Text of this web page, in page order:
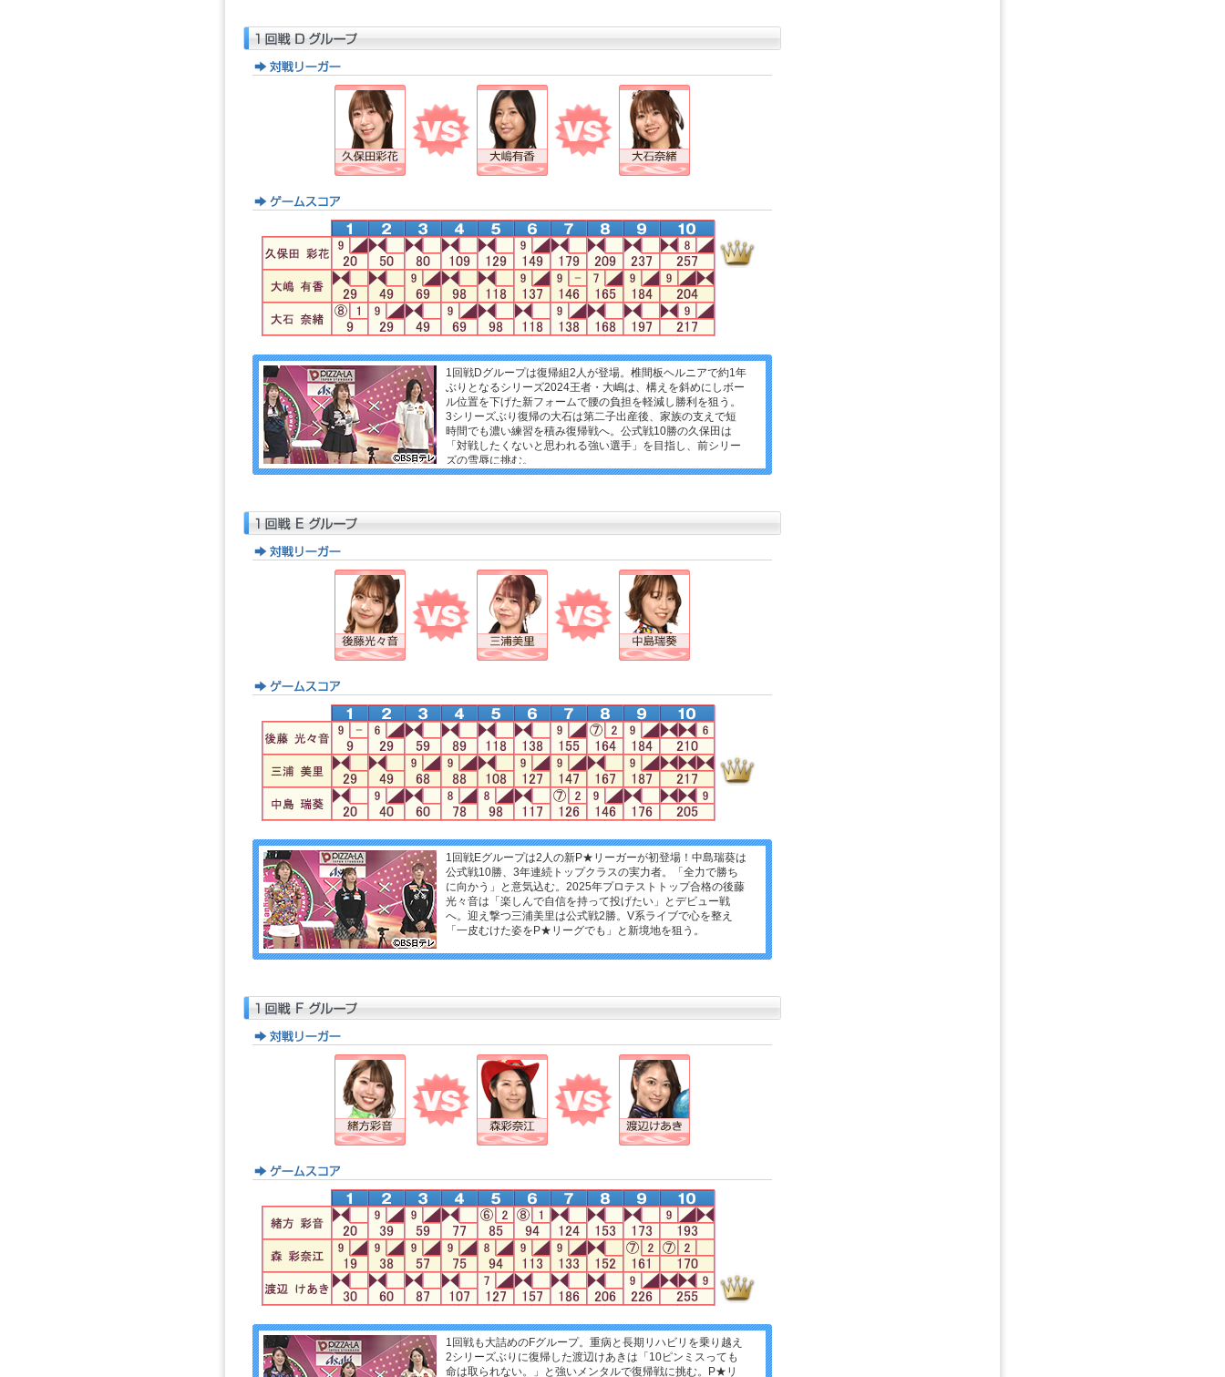
1回戦Dグループは復帰組2人が登場。椎間板ヘルニアで約1年
ぶりとなるシリーズ2024王者・大嶋は、構えを斜めにしボー
ル位置を下げた新フォームで腰の負担を軽減し勝利を狙う。
3シリーズぶり復帰の大石は第二子出産後、家族の支えで短
時間でも濃い練習を積み復帰戦へ。公式戦10勝の久保田は
「対戦したくないと思われる強い選手」を目指し、前シリー
ズの雪辱に挑む。
1回戦Eグループは2人の新P★リーガーが初登場！中島瑞葵は
公式戦10勝、3年連続トップクラスの実力者。「全力で勝ち
に向かう」と意気込む。2025年プロテストトップ合格の後藤
光々音は「楽しんで自信を持って投げたい」とデビュー戦
へ。迎え撃つ三浦美里は公式戦2勝。V系ライブで心を整え
「一皮むけた姿をP★リーグでも」と新境地を狙う。
1回戦も大詰めのFグループ。重病と長期リハビリを乗り越え
2シリーズぶりに復帰した渡辺けあきは「10ピンミスっても
命は取られない。」と強いメンタルで復帰戦に挑む。P★リ